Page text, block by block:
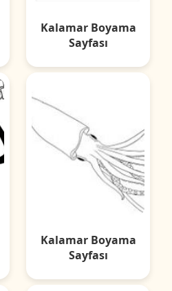
Kalamar Boyama
Sayfası
Kalamar Boyama
Sayfası